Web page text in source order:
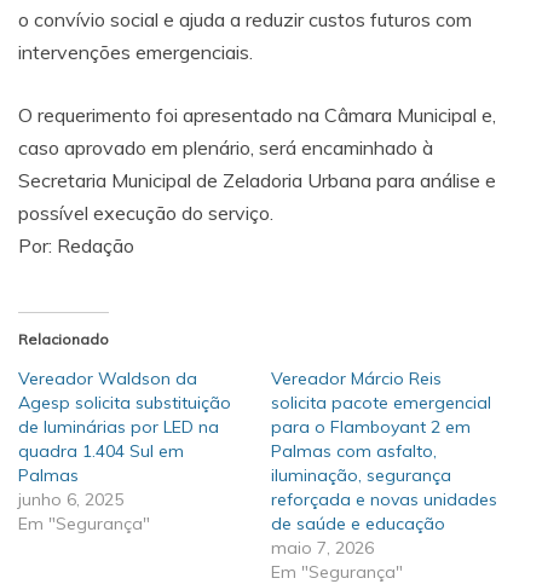
o convívio social e ajuda a reduzir custos futuros com
intervenções emergenciais.
O requerimento foi apresentado na Câmara Municipal e,
caso aprovado em plenário, será encaminhado à
Secretaria Municipal de Zeladoria Urbana para análise e
possível execução do serviço.
Por: Redação
Relacionado
Vereador Waldson da
Agesp solicita substituição
de luminárias por LED na
quadra 1.404 Sul em
Palmas
junho 6, 2025
Em "Segurança"
Vereador Márcio Reis
solicita pacote emergencial
para o Flamboyant 2 em
Palmas com asfalto,
iluminação, segurança
reforçada e novas unidades
de saúde e educação
maio 7, 2026
Em "Segurança"